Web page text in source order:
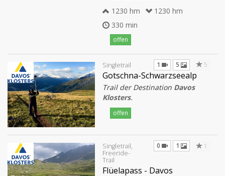
1230 hm
1230 hm
330 min
offen
Singletrail 1 5 5
Gotschna-Schwarzseealp
Trail der Destination Davos
Klosters.
offen
Singletrail,
Freeride-
Trail
0 1 1
Flüelapass - Davos